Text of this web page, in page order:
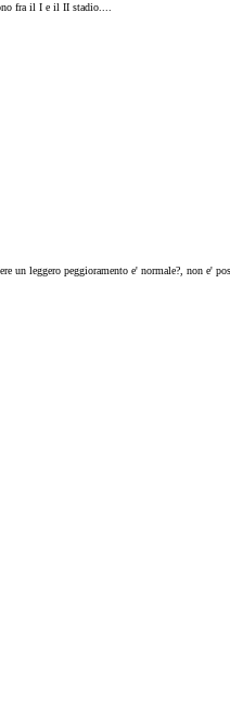
fra il I e il II stadio....
leggero peggioramento e' normale?, non e'